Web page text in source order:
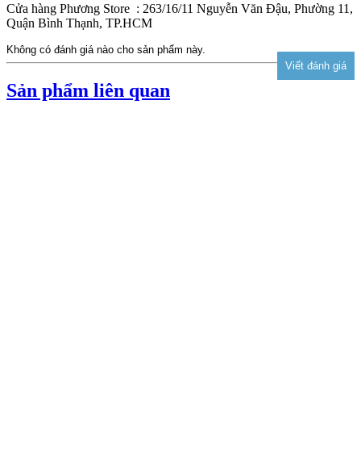
Cửa hàng Phương Store : 263/16/11 Nguyễn Văn Đậu, Phường 11,
Quận Bình Thạnh, TP.HCM
Không có đánh giá nào cho sản phẩm này.
Sản phẩm liên quan